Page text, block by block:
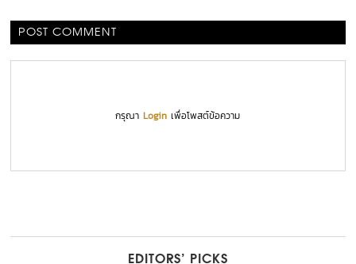
POST COMMENT
กรุณาLogin เพื่อโพสต์ข้อความ
EDITORS’ PICKS